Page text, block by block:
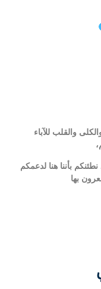
والقلب للآباء
بأننا هنا لدعمكم
بها